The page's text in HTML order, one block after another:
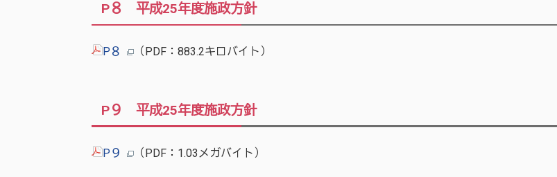
P８ 平成25年度施政方針
P８ （PDF：883.2キロバイト）
P９ 平成25年度施政方針
P９ （PDF：1.03メガバイト）